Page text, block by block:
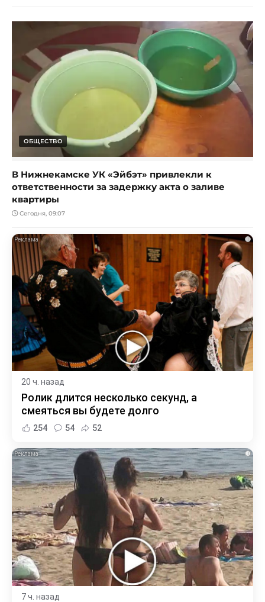
ОБЩЕСТВО
В Нижнекамске УК «Эйбэт» привлекли к
ответственности за задержку акта о заливе
квартиры
Сегодня, 09:07
i
20 ч. назад
Ролик длится несколько секунд, а
смеяться вы будете долго
254 54 52
i
7 ч. назад